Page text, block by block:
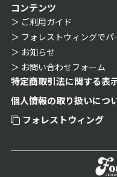
コンテンツ
ご利用ガイド
フォレストウィングで
お知らせ
お問い合わせフォーム
特定商取引法に関する表
個人情報の取り扱いにつ
フォレストウィング